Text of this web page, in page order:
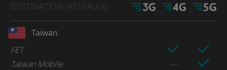
DESTINATION /RÉSEAU(X)
Taïwan
FET
Taiwan Mobile